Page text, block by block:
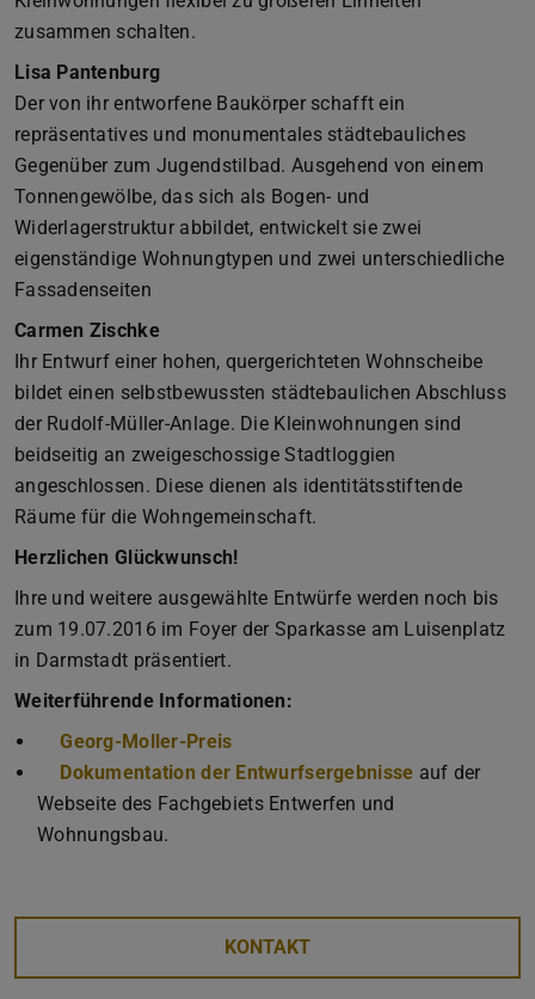
zusammen schalten.
Lisa Pantenburg
Der von ihr entworfene Baukörper schafft ein
repräsentatives und monumentales städtebauliches
Gegenüber zum Jugendstilbad. Ausgehend von einem
Tonnengewölbe, das sich als Bogen- und
Widerlagerstruktur abbildet, entwickelt sie zwei
eigenständige Wohnungtypen und zwei unterschiedliche
Fassadenseiten
Carmen Zischke
Ihr Entwurf einer hohen, quergerichteten Wohnscheibe
bildet einen selbstbewussten städtebaulichen Abschluss
der Rudolf-Müller-Anlage. Die Kleinwohnungen sind
beidseitig an zweigeschossige Stadtloggien
angeschlossen. Diese dienen als identitätsstiftende
Räume für die Wohngemeinschaft.
Herzlichen Glückwunsch!
Ihre und weitere ausgewählte Entwürfe werden noch bis
zum 19.07.2016 im Foyer der Sparkasse am Luisenplatz
in Darmstadt präsentiert.
Weiterführende Informationen:
Georg-Moller-Preis
Dokumentation der Entwurfsergebnisse auf der
Webseite des Fachgebiets Entwerfen und
Wohnungsbau.
KONTAKT